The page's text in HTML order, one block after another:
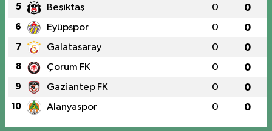
5 Beşiktaş 0 0
6 Eyüpspor 0 0
7 Galatasaray 0 0
8 Çorum FK 0 0
9 Gaziantep FK 0 0
10 Alanyaspor 0 0